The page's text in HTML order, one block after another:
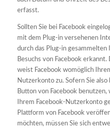
erfasst.
Sollten Sie bei Facebook
mit dem Plug-in versehenen
durch das Plug-in
Besuchs von Facebook
weist Facebook womöglich
Nutzerkonto zu. Sofern Sie also
Button von Facebook
Ihrem Facebook-Nutzerkonto
Plattform von Facebook
möchten, müssen Sie sich